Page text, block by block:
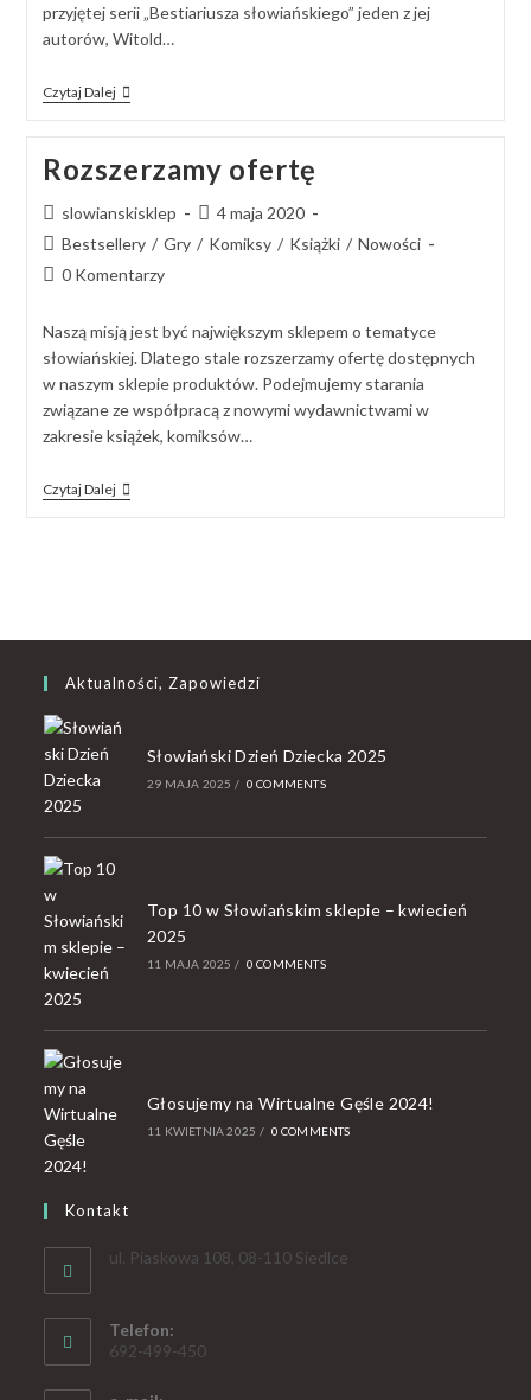
przyjętej serii „Bestiariusza słowiańskiego” jeden z jej
autorów, Witold…
Czytaj Dalej
Rozszerzamy ofertę
slowianskisklep
4 maja 2020
Bestsellery / Gry / Komiksy / Książki / Nowości
0 Komentarzy
Naszą misją jest być największym sklepem o tematyce
słowiańskiej. Dlatego stale rozszerzamy ofertę dostępnych
w naszym sklepie produktów. Podejmujemy starania
związane ze współpracą z nowymi wydawnictwami w
zakresie książek, komiksów…
Czytaj Dalej
Aktualności, Zapowiedzi
Słowiański Dzień Dziecka 2025
29 MAJA 2025 / 0 COMMENTS
Top 10 w Słowiańskim sklepie – kwiecień
2025
11 MAJA 2025 / 0 COMMENTS
Głosujemy na Wirtualne Gęśle 2024!
11 KWIETNIA 2025 / 0 COMMENTS
Kontakt
ul. Piaskowa 108, 08-110 Siedlce
Telefon:
692-499-450